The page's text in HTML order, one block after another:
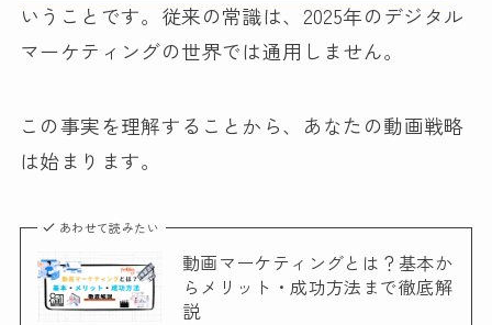
いうことです。従来の常識は、2025年のデジタル
マーケティングの世界では通用しません。
この事実を理解することから、あなたの動画戦略
は始まります。
あわせて読みたい
動画マーケティングとは？基本か
らメリット・成功方法まで徹底解
説